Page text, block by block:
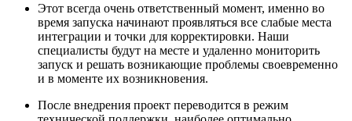
Этот всегда очень ответственный момент, именно во
время запуска начинают проявляться все слабые места
интеграции и точки для корректировки. Наши
специалисты будут на месте и удаленно мониторить
запуск и решать возникающие проблемы своевременно
и в моменте их возникновения.
После внедрения проект переводится в режим